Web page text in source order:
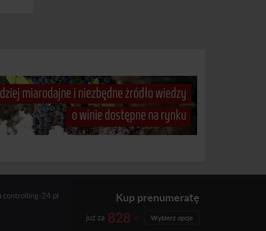
controlling-24.pl Kup prenumeratę
już za 828 zł Wybierz opcje